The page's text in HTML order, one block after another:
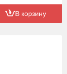
В корзину